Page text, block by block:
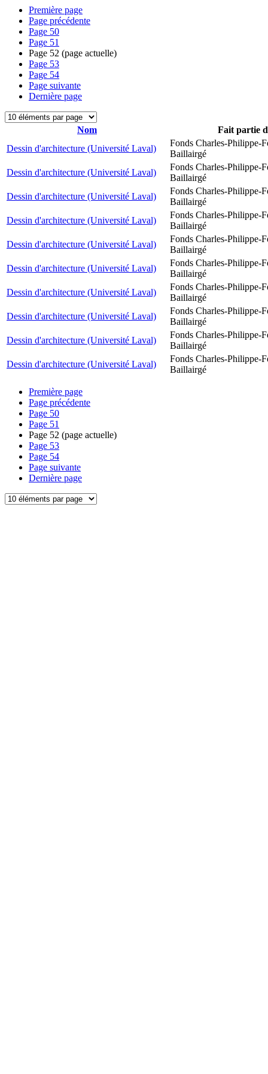
Première page
Page précédente
Page 50
Page 51
Page 52 (page actuelle)
Page 53
Page 54
Page suivante
Dernière page
Nom
Fait partie
Dessin d'architecture (Université Laval)
Fonds Charles-Philippe-
Baillairgé
Dessin d'architecture (Université Laval)
Fonds Charles-Philippe-
Baillairgé
Dessin d'architecture (Université Laval)
Fonds Charles-Philippe-
Baillairgé
Dessin d'architecture (Université Laval)
Fonds Charles-Philippe-
Baillairgé
Dessin d'architecture (Université Laval)
Fonds Charles-Philippe-
Baillairgé
Dessin d'architecture (Université Laval)
Fonds Charles-Philippe-
Baillairgé
Dessin d'architecture (Université Laval)
Fonds Charles-Philippe-
Baillairgé
Dessin d'architecture (Université Laval)
Fonds Charles-Philippe-
Baillairgé
Dessin d'architecture (Université Laval)
Fonds Charles-Philippe-
Baillairgé
Dessin d'architecture (Université Laval)
Fonds Charles-Philippe-
Baillairgé
Première page
Page précédente
Page 50
Page 51
Page 52 (page actuelle)
Page 53
Page 54
Page suivante
Dernière page